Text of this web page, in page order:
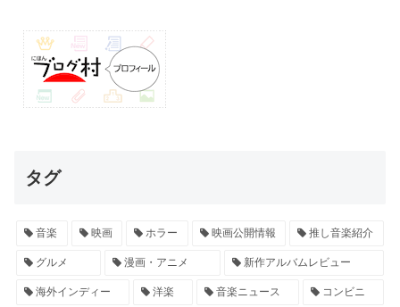
タグ
音楽 映画 ホラー 映画公開情報 推し音楽紹介
グルメ 漫画・アニメ 新作アルバムレビュー
海外インディー 洋楽 音楽ニュース コンビニ